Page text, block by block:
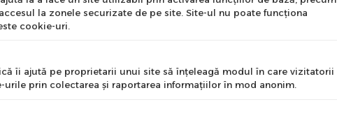
la zonele securizate de pe site. Site-ul nu poate funcţiona
cookie-uri.
îi ajută pe proprietarii unui site să înţeleagă modul în care vizitatorii
urile prin colectarea şi raportarea informaţiilor în mod anonim.